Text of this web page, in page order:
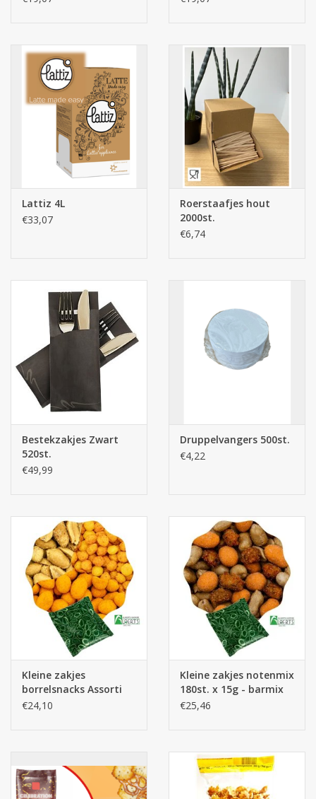
Lattiz 4L
€33,07
Roerstaafjes hout
2000st.
€6,74
Bestekzakjes Zwart
520st.
€49,99
Druppelvangers 500st.
€4,22
Kleine zakjes
borrelsnacks Assorti
180st.
€24,10
Kleine zakjes notenmix
180st. x 15g - barmix
€25,46